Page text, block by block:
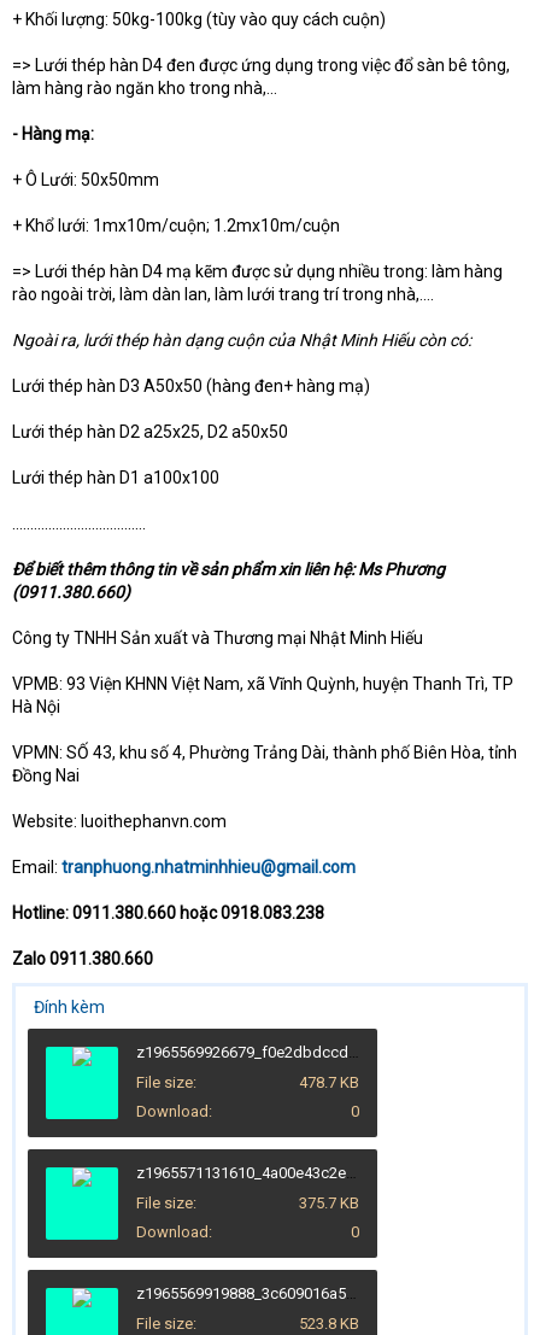
+ Khối lượng: 50kg-100kg (tùy vào quy cách cuộn)
=> Lưới thép hàn D4 đen được ứng dụng trong việc đổ sàn bê tông,
làm hàng rào ngăn kho trong nhà,...
- Hàng mạ:
+ Ô Lưới: 50x50mm
+ Khổ lưới: 1mx10m/cuộn; 1.2mx10m/cuộn
=> Lưới thép hàn D4 mạ kẽm được sử dụng nhiều trong: làm hàng
rào ngoài trời, làm dàn lan, làm lưới trang trí trong nhà,....
Ngoài ra, lưới thép hàn dạng cuộn của Nhật Minh Hiếu còn có:
Lưới thép hàn D3 A50x50 (hàng đen+ hàng mạ)
Lưới thép hàn D2 a25x25, D2 a50x50
Lưới thép hàn D1 a100x100
.....................................
Để biết thêm thông tin về sản phẩm xin liên hệ: Ms Phương
(0911.380.660)
Công ty TNHH Sản xuất và Thương mại Nhật Minh Hiếu
VPMB: 93 Viện KHNN Việt Nam, xã Vĩnh Quỳnh, huyện Thanh Trì, TP
Hà Nội
VPMN: SỐ 43, khu số 4, Phường Trảng Dài, thành phố Biên Hòa, tỉnh
Đồng Nai
Website: luoithephanvn.com
Email: tranphuong.nhatminhhieu@gmail.com
Hotline: 0911.380.660 hoặc 0918.083.238
Zalo 0911.380.660
Đính kèm
z1965569926679_f0e2dbdccda4ddc21fc4a83dc7633857.jpg
File size
478.7 KB
Download
0
z1965571131610_4a00e43c2ece77a5dbb9720246bab9ac.jpg
File size
375.7 KB
Download
0
z1965569919888_3c609016a5fcf730a76f6a56a7fc6595.jpg
File size
523.8 KB